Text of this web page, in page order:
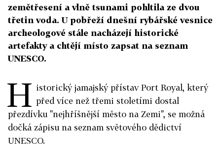
zemětřesení a vlně tsunami pohltila ze dvou
třetin voda. U pobřeží dnešní rybářské vesnice
archeologové stále nacházejí historické
artefakty a chtějí místo zapsat na seznam
UNESCO.
H istorický jamajský přístav Port Royal, který
před více než třemi stoletími dostal
přezdívku "nejhříšnější město na Zemi", se možná
dočká zápisu na seznam světového dědictví
UNESCO.